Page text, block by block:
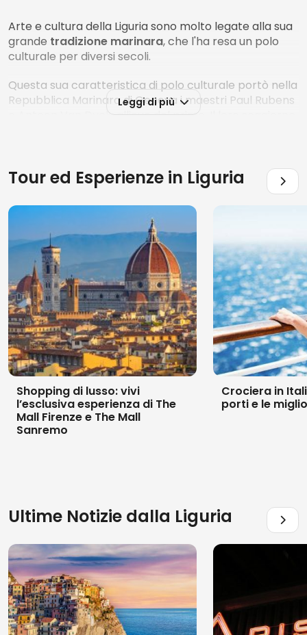
Arte e cultura della Liguria sono molto legate alla sua
grande tradizione marinara, che l'ha resa un polo
culturale per diversi secoli.
Questa sua caratteristica di polo culturale portò nella
Repubblica Marinara di Genova i maestri Paul Rubens
Leggi di più
Tour ed Esperienze in Liguria
Shopping di lusso: vivi
l’esclusiva esperienza di The
Mall Firenze e The Mall
Sanremo
Crociera in
porti e le
Ultime Notizie dalla Liguria